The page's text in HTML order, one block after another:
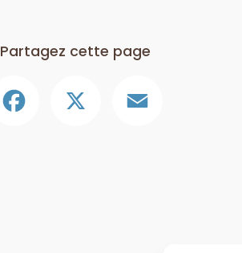
Partagez cette page